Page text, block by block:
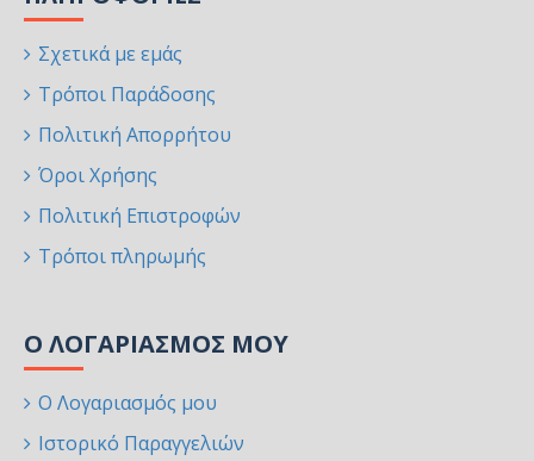
Σχετικά με εμάς
Τρόποι Παράδοσης
Πολιτική Απορρήτου
Όροι Χρήσης
Πολιτική Επιστροφών
Τρόποι πληρωμής
Ο ΛΟΓΑΡΙΑΣΜΌΣ ΜΟΥ
Ο Λογαριασμός μου
Ιστορικό Παραγγελιών